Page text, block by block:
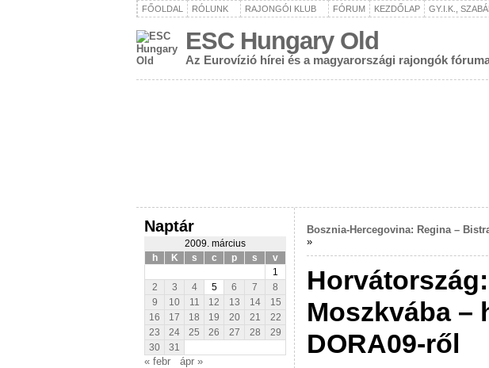
FŐOLDAL RÓLUNK RAJONGÓI KLUB FÓRUM KEZDŐLAP GY.I.K.,
ESC Hungary Old
Az Eurovízió hírei és a magyarországi rajongók
Naptár
2009. március
h
K s c p s
v
1
2
3 4 5 6 7
8
9
10 11 12 13 14
15
16
17 18 19 20 21
22
23
24 25 26 27 28
29
30
31
« febr ápr »
Bosznia-Hercegovina: Regina –
»
Moszkvába –
DORA09-ről